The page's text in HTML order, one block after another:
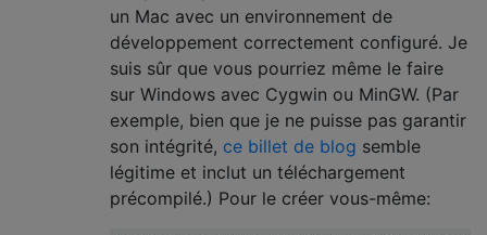
un Mac avec un environnement de
développement correctement configuré. Je
suis sûr que vous pourriez même le faire
sur Windows avec Cygwin ou MinGW. (Par
exemple, bien que je ne puisse pas garantir
son intégrité, ce billet de blog semble
légitime et inclut un téléchargement
précompilé.) Pour le créer vous-même: